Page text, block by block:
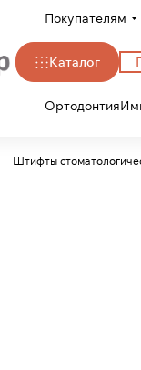
Покупателям
Каталог
Ортодонтия
Штифты